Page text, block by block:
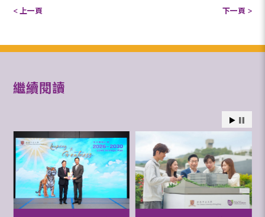
< 上一頁 下一頁 >
繼續閱讀